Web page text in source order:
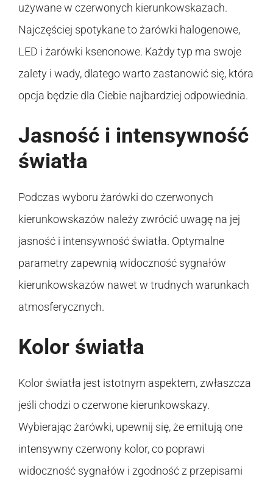
używane w czerwonych kierunkowskazach.
Najczęściej spotykane to żarówki halogenowe,
LED i żarówki ksenonowe. Każdy typ ma swoje
zalety i wady, dlatego warto zastanowić się, która
opcja będzie dla Ciebie najbardziej odpowiednia.
Jasność i intensywność
światła
Podczas wyboru żarówki do czerwonych
kierunkowskazów należy zwrócić uwagę na jej
jasność i intensywność światła. Optymalne
parametry zapewnią widoczność sygnałów
kierunkowskazów nawet w trudnych warunkach
atmosferycznych.
Kolor światła
Kolor światła jest istotnym aspektem, zwłaszcza
jeśli chodzi o czerwone kierunkowskazy.
Wybierając żarówki, upewnij się, że emitują one
intensywny czerwony kolor, co poprawi
widoczność sygnałów i zgodność z przepisami